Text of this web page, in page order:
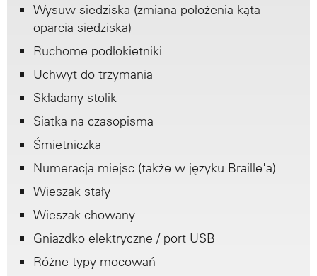
Wysuw siedziska (zmiana położenia kąta
oparcia siedziska)
Ruchome podłokietniki
Uchwyt do trzymania
Składany stolik
Siatka na czasopisma
Śmietniczka
Numeracja miejsc (także w języku Braille'a)
Wieszak stały
Wieszak chowany
Gniazdko elektryczne / port USB
Różne typy mocowań